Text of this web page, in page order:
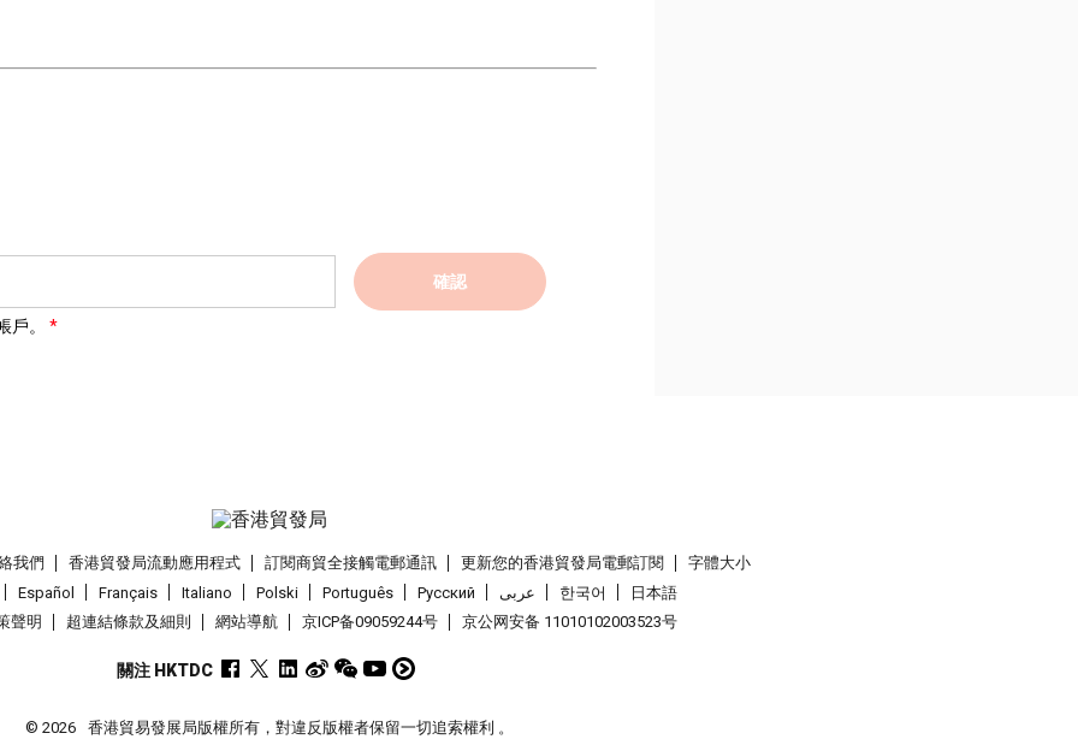
確認
。
我們 香港貿發局流動應用程式 訂閱商貿全接觸電郵通訊 更新您的香港貿發局電郵訂閱
字體大小
Español
Français Italiano Polski Português Pусский عربى 한국어
日本語
聲明
超連結條款及細則 網站導航 京ICP备09059244号 京公网安备 11010102003523号
關注 HKTDC
© 2026 香港貿易發展局版權所有，對違反版權者保留一切追索權利 。